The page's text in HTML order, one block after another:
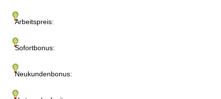
Arbeitspreis:
Sofortbonus:
Neukundenbonus: